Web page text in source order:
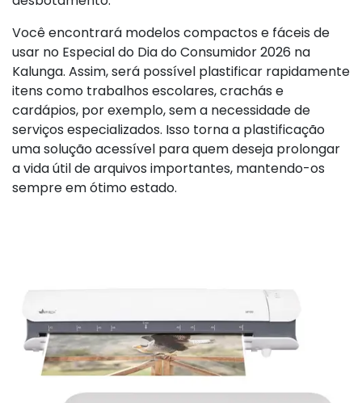
Você encontrará modelos compactos e fáceis de
usar no Especial do Dia do Consumidor 2026 na
Kalunga. Assim, será possível plastificar rapidamente
itens como trabalhos escolares, crachás e
cardápios, por exemplo, sem a necessidade de
serviços especializados. Isso torna a plastificação
uma solução acessível para quem deseja prolongar
a vida útil de arquivos importantes, mantendo-os
sempre em ótimo estado.